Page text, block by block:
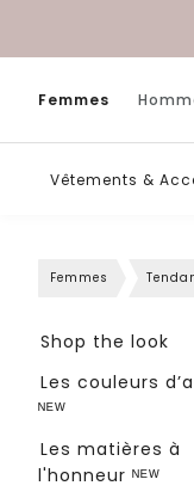
Femmes
Vêtements &
Femmes
Shop the look
Les couleurs
ᴺᴱᵂ
Les matières à
l'honneur ᴺᴱᵂ